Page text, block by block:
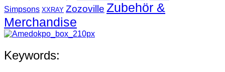
Simpsons XXRAY Zozoville Zubehör &
Merchandise
Keywords: